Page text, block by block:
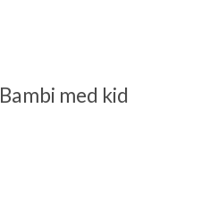
Bambi med kid